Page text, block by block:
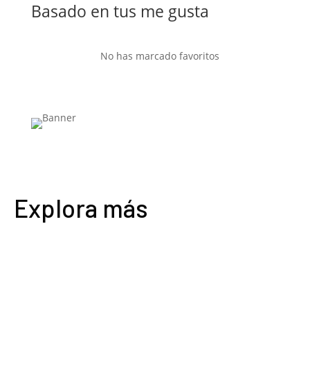
Basado en tus me gusta
No has marcado favoritos
Explora más